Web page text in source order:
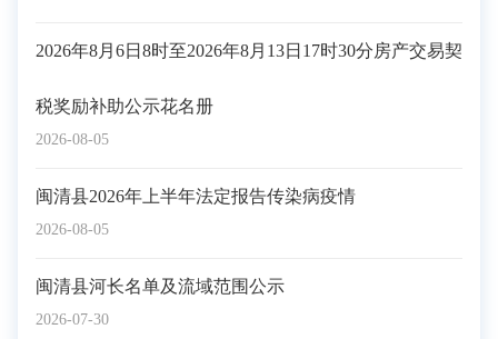
2026-08-05
2026年8月6日8时至2026年8月13日17时30分房产交易契
税奖励补助公示花名册
2026-08-05
闽清县2026年上半年法定报告传染病疫情
2026-07-30
闽清县河长名单及流域范围公示